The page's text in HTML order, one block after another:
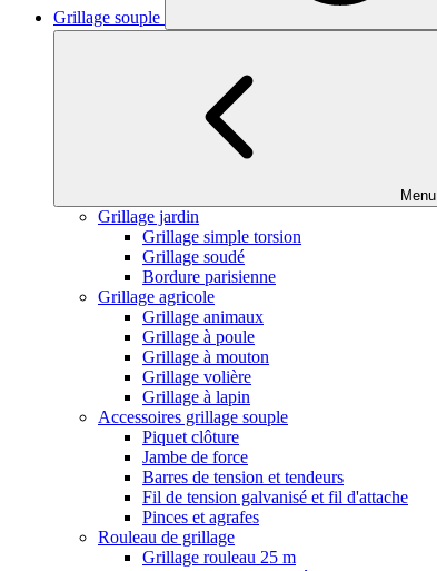
Grillage souple
Menu
Grillage jardin
Grillage simple torsion
Grillage soudé
Bordure parisienne
Grillage agricole
Grillage animaux
Grillage à poule
Grillage à mouton
Grillage volière
Grillage à lapin
Accessoires grillage souple
Piquet clôture
Jambe de force
Barres de tension et tendeurs
Fil de tension galvanisé et fil d'attache
Pinces et agrafes
Rouleau de grillage
Grillage rouleau 25 m